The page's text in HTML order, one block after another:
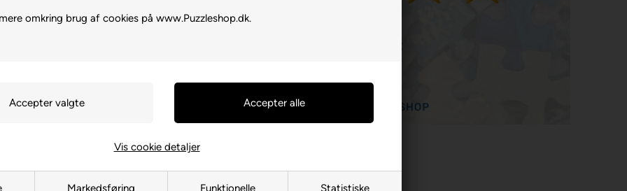
omkring brug af cookies på www.Puzzleshop.dk.
Markedsføring Funktionelle Statistiske
Vis cookie detaljer
31-263 Kraków
Indeholder små dele.